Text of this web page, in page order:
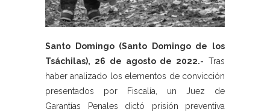
Santo Domingo (Santo Domingo de los
Tsáchilas), 26 de agosto de 2022.- Tras
haber analizado los elementos de convicción
presentados por Fiscalía, un Juez de
Garantías Penales dictó prisión preventiva